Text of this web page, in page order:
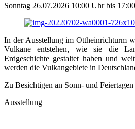
Sonntag 26.07.2026 10:00 Uhrbis
In der Ausstellung im Ottheinrichturm
Vulkane entstehen, wie sie die
Erdgeschichte gestaltet haben und
werden die Vulkangebiete in
Zu Besichtigen an Sonn- und
Ausstellung